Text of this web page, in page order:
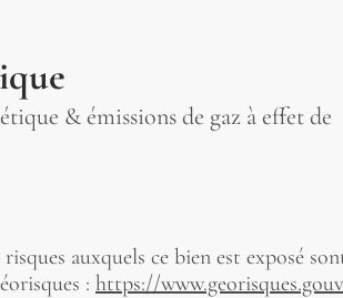
& émissions de gaz à effet de
auxquels ce bien est exposé
: https://